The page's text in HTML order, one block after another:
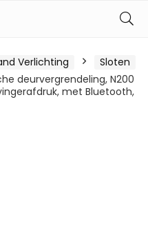
Verlichting
Sloten
deurvergrendeling, N200
met Bluetooth,